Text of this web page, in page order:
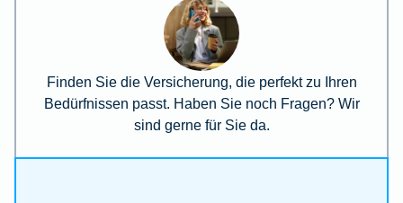
Finden Sie die Versicherung, die perfekt zu Ihren
Bedürfnissen passt. Haben Sie noch Fragen? Wir
sind gerne für Sie da.